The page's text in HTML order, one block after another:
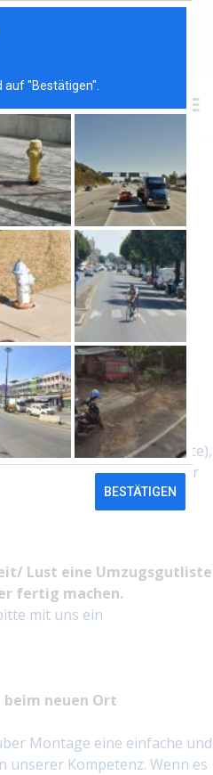
FRAGEN
Sie, damit mir ein
folgende Info mit:
Abtragweg,
(z.B. Einpackservice),
ein schwererer
Hof, kleiner innerer
Lust eine Umzugsgutliste
fertig machen.
mit uns ein
beim neuen Ort
Montage eine einfache und
unserer Kompetenz. Wenn es